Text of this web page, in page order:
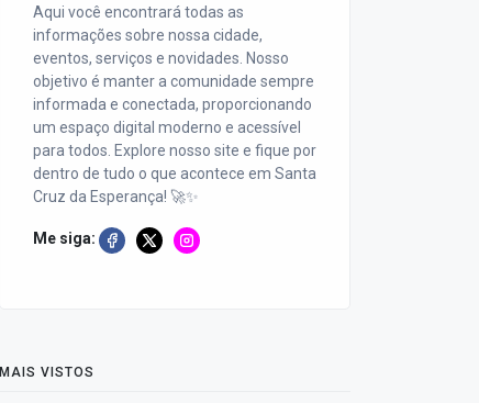
Aqui você encontrará todas as
informações sobre nossa cidade,
eventos, serviços e novidades. Nosso
objetivo é manter a comunidade sempre
informada e conectada, proporcionando
um espaço digital moderno e acessível
para todos. Explore nosso site e fique por
dentro de tudo o que acontece em Santa
Cruz da Esperança! 🚀✨
Me siga:
MAIS VISTOS